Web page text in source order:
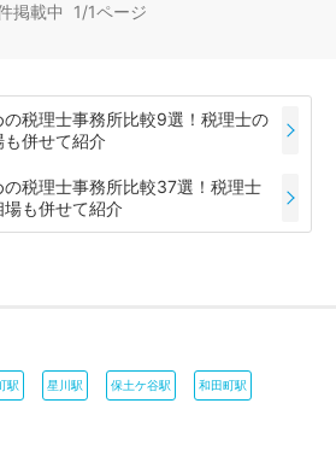
掲載中 1/1ページ
税理士事務所比較9選！税理士の
併せて紹介
税理士事務所比較37選！税理士
も併せて紹介
駅 星川駅 保土ケ谷駅 和田町駅